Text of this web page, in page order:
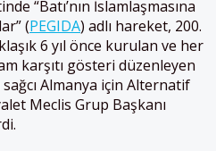
“Batı’nın İslamlaşmasına
(PEGIDA) adlı hareket, 200.
6 yıl önce kurulan ve her
karşıtı gösteri düzenleyen
Almanya için Alternatif
Meclis Grup Başkanı